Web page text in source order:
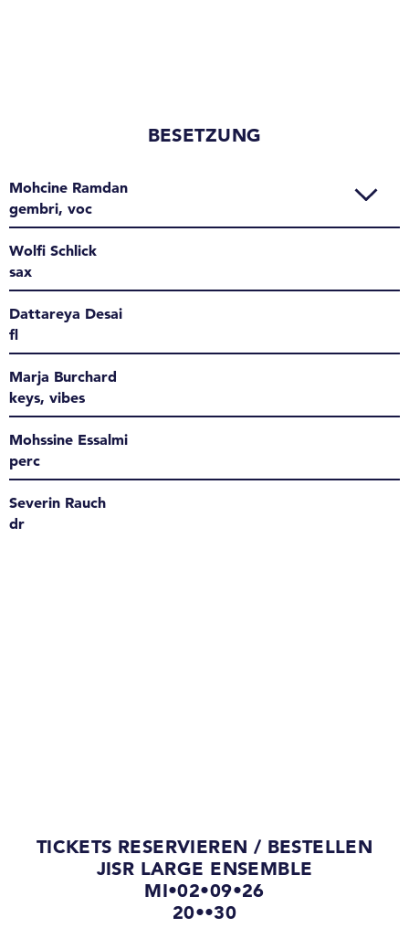
BESETZUNG
Mohcine Ramdan
gembri, voc
Wolfi Schlick
sax
Dattareya Desai
fl
Marja Burchard
keys, vibes
Mohssine Essalmi
perc
Severin Rauch
dr
TICKETS RESERVIEREN / BESTELLEN
JISR LARGE ENSEMBLE
MI•02•09•26
20••30